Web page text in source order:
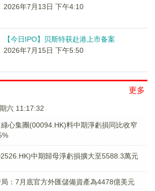
2026年7月13日 下午4:10
【今日IPO】贝斯特获赴港上市备案
2026年7月15日 下午5:50
更多
六 11:17:33
綠心集團(00094.HK)料中期淨虧損同比收窄
中期歸母淨虧損擴大至5588.3萬元
：7月底官方外匯儲備資產為4478億美元